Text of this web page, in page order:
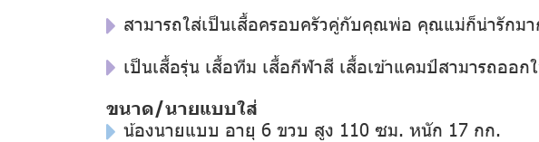
สามารถใส่เป็นเสื้อครอบครัวคู่กับคุณพ่อ คุณแม่ก็น่ารักมา
เป็นเสื้อรุ่น เสื้อทีม เสื้อกีฬาสี เสื้อเข้าแคมป์สามารถออ
ขนาด/นายแบบใส่
น้องนายแบบ อายุ 6 ขวบ สูง 110 ซม. หนัก 17 กก.